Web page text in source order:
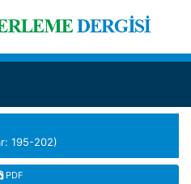
195-202)
PDF